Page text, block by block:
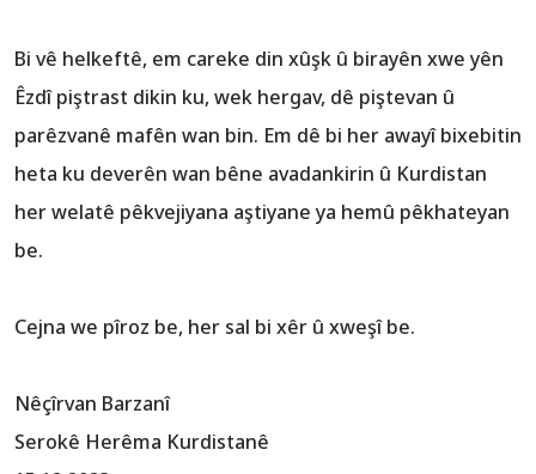
Bi vê helkeftê, em careke din xûşk û birayên xwe yên
Êzdî piştrast dikin ku, wek hergav, dê piştevan û
parêzvanê mafên wan bin. Em dê bi her awayî bixebitin
heta ku deverên wan bêne avadankirin û Kurdistan
her welatê pêkvejiyana aştiyane ya hemû pêkhateyan
be.
Cejna we pîroz be, her sal bi xêr û xweşî be.
Nêçîrvan Barzanî
Serokê Herêma Kurdistanê